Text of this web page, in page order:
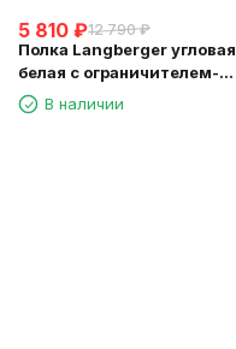
5 810 ₽12 790 ₽
Полка Langberger угловая
белая с ограничителем-
скребок 73451-WH
В наличии